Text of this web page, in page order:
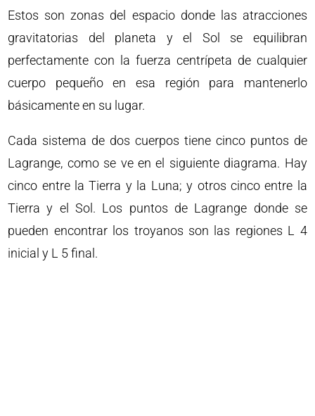
Estos son zonas del espacio donde las atracciones
gravitatorias del planeta y el Sol se equilibran
perfectamente con la fuerza centrípeta de cualquier
cuerpo pequeño en esa región para mantenerlo
básicamente en su lugar.
Cada sistema de dos cuerpos tiene cinco puntos de
Lagrange, como se ve en el siguiente diagrama. Hay
cinco entre la Tierra y la Luna; y otros cinco entre la
Tierra y el Sol. Los puntos de Lagrange donde se
pueden encontrar los troyanos son las regiones L 4
inicial y L 5 final.